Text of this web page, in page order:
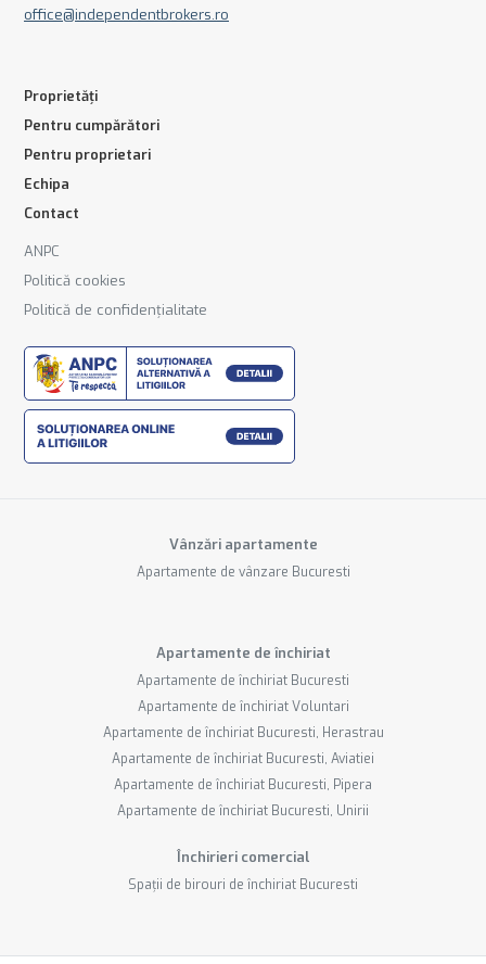
office@independentbrokers.ro
Proprietăți
Pentru cumpărători
Pentru proprietari
Echipa
Contact
ANPC
Politică cookies
Politică de confidențialitate
Vânzări apartamente
Apartamente de vânzare Bucuresti
Apartamente de închiriat
Apartamente de închiriat Bucuresti
Apartamente de închiriat Voluntari
Apartamente de închiriat Bucuresti, Herastrau
Apartamente de închiriat Bucuresti, Aviatiei
Apartamente de închiriat Bucuresti, Pipera
Apartamente de închiriat Bucuresti, Unirii
Închirieri comercial
Spații de birouri de închiriat Bucuresti